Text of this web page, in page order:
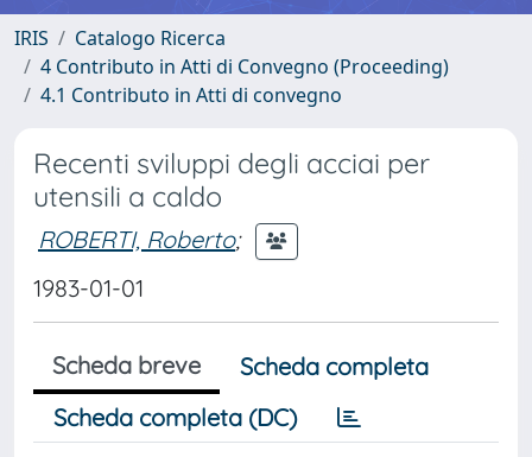
IRIS
Catalogo Ricerca
4 Contributo in Atti di Convegno (Proceeding)
4.1 Contributo in Atti di convegno
Recenti sviluppi degli acciai per
utensili a caldo
ROBERTI, Roberto;
1983-01-01
Scheda breve
Scheda completa
Scheda completa (DC)